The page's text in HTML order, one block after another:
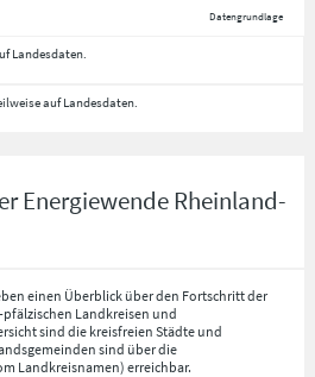
Datengrundlage
Landesdaten.
auf Landesdaten.
Energiewende Rheinland-
einen Überblick über den Fortschritt der
Landkreisen und
sind die kreisfreien Städte und
sind über die
Landkreisnamen) erreichbar.